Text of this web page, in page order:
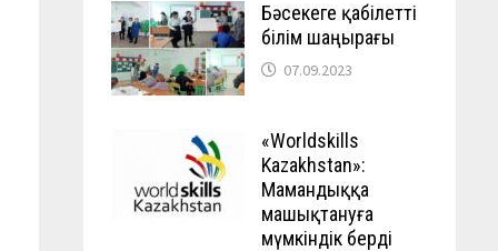
Бәсекеге қабілетті
білім шаңырағы
07.09.2023
«Worldskills
Kazakhstan»:
Мамандыққа
машықтануға
мүмкіндік берді